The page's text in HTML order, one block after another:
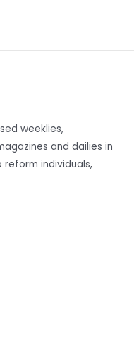
weeklies,
and dailies in
reform individuals,